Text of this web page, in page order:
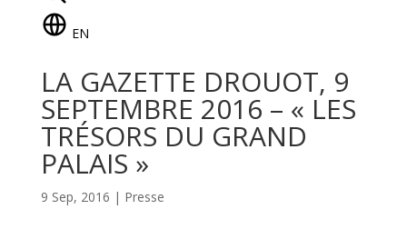
EN
LA GAZETTE DROUOT, 9
SEPTEMBRE 2016 – « LES
TRÉSORS DU GRAND
PALAIS »
9 Sep, 2016 | Presse